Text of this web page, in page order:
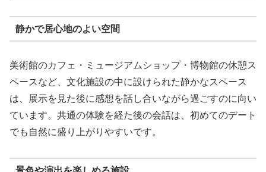
静かで居心地のよい空間
美術館のカフェ・ミュージアムショップ・博物館の休憩ス
ペースなど、文化施設の中に設けられた静かなスペース
は、展示を見た後に感想を話し合いながら過ごすのに向い
ています。共通の体験を経た後の会話は、初めてのデート
でも自然に盛り上がりやすいです。